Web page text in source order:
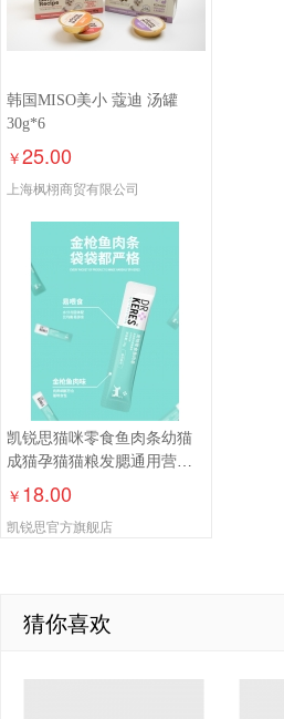
韩国MISO美小 蔻迪 汤罐
30g*6
￥25.00
上海枫栩商贸有限公司
凯锐思猫咪零食鱼肉条幼猫
成猫孕猫猫粮发腮通用营养
食品罐头湿粮猫条
￥ 18.00
凯锐思官方旗舰店
猜你喜欢